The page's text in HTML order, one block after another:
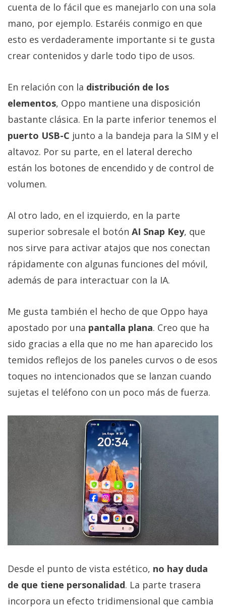
cuenta de lo fácil que es manejarlo con una sola
mano, por ejemplo. Estaréis conmigo en que
esto es verdaderamente importante si te gusta
crear contenidos y darle todo tipo de usos.
En relación con la distribución de los
elementos, Oppo mantiene una disposición
bastante clásica. En la parte inferior tenemos el
puerto USB-C junto a la bandeja para la SIM y el
altavoz. Por su parte, en el lateral derecho
están los botones de encendido y de control de
volumen.
Al otro lado, en el izquierdo, en la parte
superior sobresale el botón AI Snap Key, que
nos sirve para activar atajos que nos conectan
rápidamente con algunas funciones del móvil,
además de para interactuar con la IA.
Me gusta también el hecho de que Oppo haya
apostado por una pantalla plana. Creo que ha
sido gracias a ella que no me han aparecido los
temidos reflejos de los paneles curvos o de esos
toques no intencionados que se lanzan cuando
sujetas el teléfono con un poco más de fuerza.
Desde el punto de vista estético, no hay duda
de que tiene personalidad. La parte trasera
incorpora un efecto tridimensional que cambia